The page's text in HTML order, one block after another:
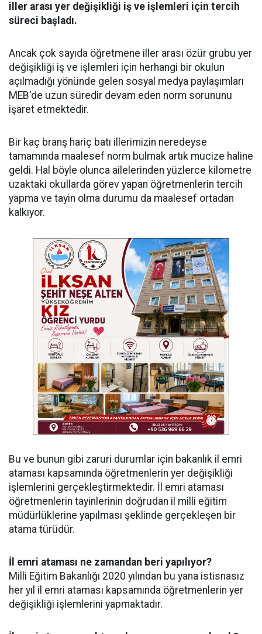
iller arası yer değişikliği iş ve işlemleri için tercih
süreci başladı.
Ancak çok sayıda öğretmene iller arası özür grubu yer
değişikliği iş ve işlemleri için herhangi bir okulun
açılmadığı yönünde gelen sosyal medya paylaşımları
MEB'de uzun süredir devam eden norm sorununu
işaret etmektedir.
Bir kaç branş hariç batı illerimizin neredeyse
tamamında maalesef norm bulmak artık mucize haline
geldi. Hal böyle olunca ailelerinden yüzlerce kilometre
uzaktaki okullarda görev yapan öğretmenlerin tercih
yapma ve tayin olma durumu da maalesef ortadan
kalkıyor.
Bu ve bunun gibi zaruri durumlar için bakanlık il emri
ataması kapsamında öğretmenlerin yer değişikliği
işlemlerini gerçekleştirmektedir. İl emri ataması
öğretmenlerin tayinlerinin doğrudan il milli eğitim
müdürlüklerine yapılması şeklinde gerçekleşen bir
atama türüdür.
İl emri ataması ne zamandan beri yapılıyor?
Milli Eğitim Bakanlığı 2020 yılından bu yana istisnasız
her yıl il emri ataması kapsamında öğretmenlerin yer
değişikliği işlemlerini yapmaktadır.